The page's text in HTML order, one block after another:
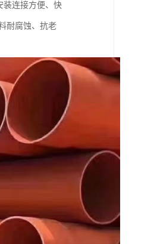
装连接方便、快
耐腐蚀、抗老